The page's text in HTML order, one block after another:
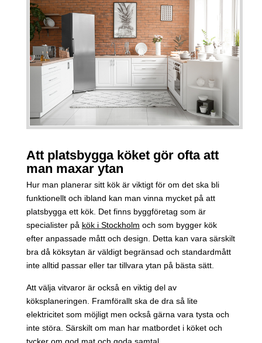
Att platsbygga köket gör ofta att
man maxar ytan
Hur man planerar sitt kök är viktigt för om det ska bli
funktionellt och ibland kan man vinna mycket på att
platsbygga ett kök. Det finns byggföretag som är
specialister på kök i Stockholm och som bygger kök
efter anpassade mått och design. Detta kan vara särskilt
bra då köksytan är väldigt begränsad och standardmått
inte alltid passar eller tar tillvara ytan på bästa sätt.
Att välja vitvaror är också en viktig del av
köksplaneringen. Framförallt ska de dra så lite
elektricitet som möjligt men också gärna vara tysta och
inte störa. Särskilt om man har matbordet i köket och